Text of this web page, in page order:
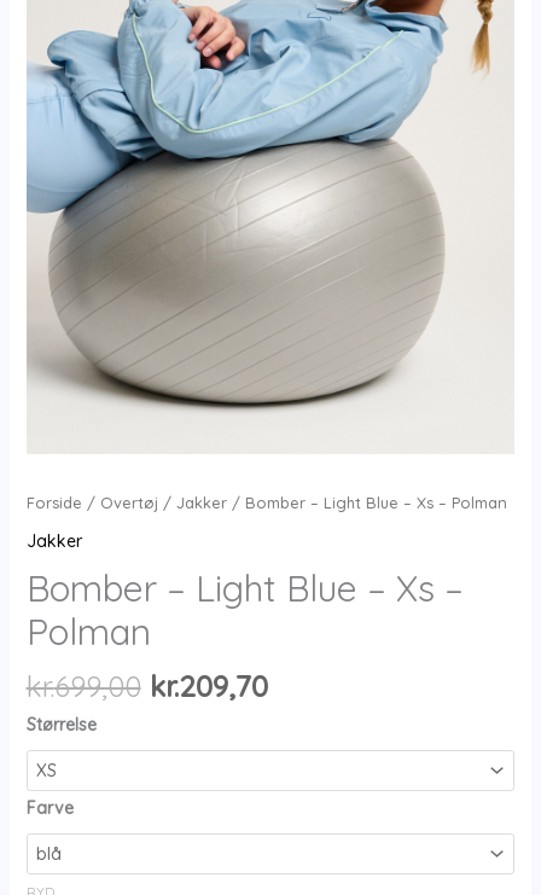
Forside / Overtøj / Jakker/ Bomber – Light Blue – Xs – Polman
Jakker
Bomber – Light Blue – Xs –
Polman
kr.699,00 Den
pris
kr.209,70Den
pris
Størrelse
Farve